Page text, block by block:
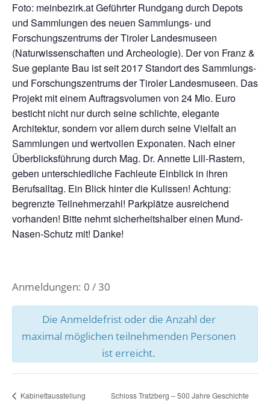
Foto: meinbezirk.at Geführter Rundgang durch Depots
und Sammlungen des neuen Sammlungs- und
Forschungszentrums der Tiroler Landesmuseen
(Naturwissenschaften und Archeologie). Der von Franz &
Sue geplante Bau ist seit 2017 Standort des Sammlungs-
und Forschungszentrums der Tiroler Landesmuseen. Das
Projekt mit einem Auftragsvolumen von 24 Mio. Euro
besticht nicht nur durch seine schlichte, elegante
Architektur, sondern vor allem durch seine Vielfalt an
Sammlungen und wertvollen Exponaten. Nach einer
Überblicksführung durch Mag. Dr. Annette Lill-Rastern,
geben unterschiedliche Fachleute Einblick in ihren
Berufsalltag. Ein Blick hinter die Kulissen! Achtung:
begrenzte Teilnehmerzahl! Parkplätze ausreichend
vorhanden! Bitte nehmt sicherheitshalber einen Mund-
Nasen-Schutz mit! Danke!
Anmeldungen: 0 / 30
Die Anmeldefrist oder die Anzahl der
maximal möglichen teilnehmenden Personen
ist erreicht.
Kabinettausstellung
Schloss Tratzberg – 500 Jahre Geschichte